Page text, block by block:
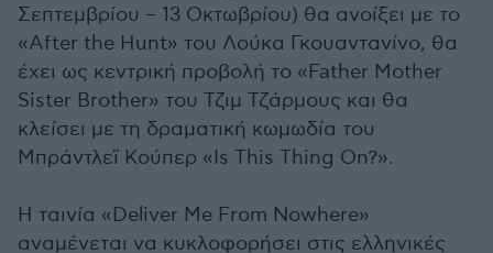
Σεπτεμβρίου – 13 Οκτωβρίου) θα ανοίξει με το
«After the Hunt» του Λούκα Γκουαντανίνο, θα
έχει ως κεντρική προβολή το «Father Mother
Sister Brother» του Τζιμ Τζάρμους και θα
κλείσει με τη δραματική κωμωδία του
Μπράντλεϊ Κούπερ «Is This Thing On?».
Η ταινία «Deliver Me From Nowhere»
αναμένεται να κυκλοφορήσει στις ελληνικές